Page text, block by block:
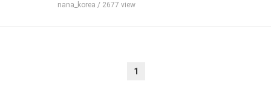
nana_korea / 2677 view
1